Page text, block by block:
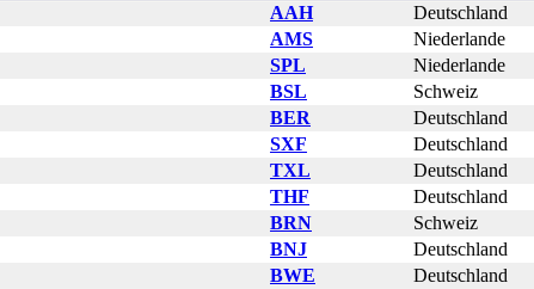
AAH
Deutschland
AMS
Niederlande
SPL
Niederlande
BSL
Schweiz
BER
Deutschland
SXF
Deutschland
TXL
Deutschland
THF
Deutschland
BRN
Schweiz
BNJ
Deutschland
BWE
Deutschland